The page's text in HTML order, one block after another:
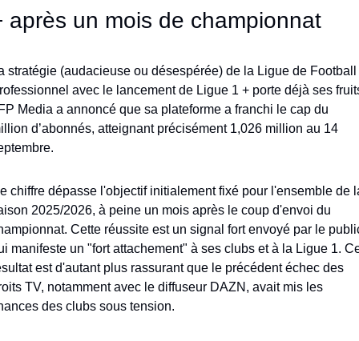
après un mois de championnat
stratégie (audacieuse ou désespérée) de la Ligue de Football
avec le lancement de Ligue 1 + porte déjà ses
Media a annoncé que sa plateforme a franchi le cap du
d’abonnés, atteignant précisément 1,026 million au 14
chiffre dépasse l'objectif initialement fixé pour l'ensemble de
2025/2026, à peine un mois après le coup d'envoi du
Cette réussite est un signal fort envoyé par le
manifeste un "fort attachement" à ses clubs et à la Ligue 1.
est d'autant plus rassurant que le précédent échec des
TV, notamment avec le diffuseur DAZN, avait mis les
des clubs sous tension.